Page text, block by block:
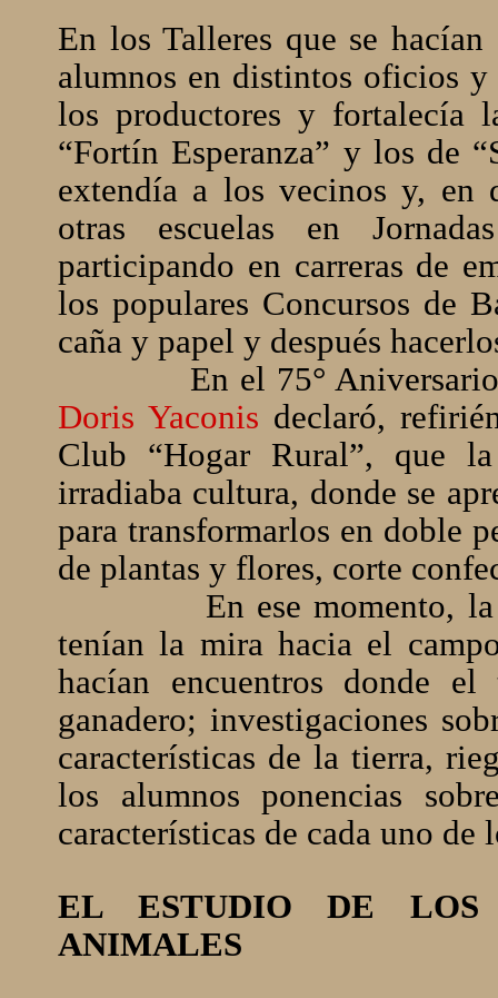
En los Talleres que se
alumnos en distintos oficios
los productores y fortalecía
“Fortín Esperanza” y los de
extendía a los vecinos y, en
otras escuelas en
participando en carreras de
los populares Concursos de
caña y papel y después
En el 75°
Doris Yaconis declaró,
Club “Hogar Rural”, que
irradiaba cultura, donde se
para transformarlos en doble
de plantas y flores, corte
En ese momento,
tenían la mira hacia el
hacían encuentros donde el
ganadero; investigaciones
características de la tierra,
los alumnos ponencias
características de cada uno de
EL ESTUDIO DE
ANIMALES